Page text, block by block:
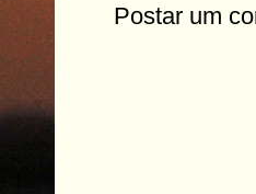
Postar um